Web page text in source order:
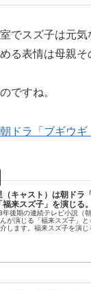
でスズ子は元気
る表情は母親そ
ですね。
ドラ「ブギウ
（キャスト）は朝ドラ
福来スズ子」を演じる。
年後期の連続テレビ小説（
が演じる「福来スズ子」
します。福来スズ子を演じ